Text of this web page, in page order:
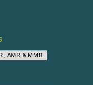
AMR & MMR